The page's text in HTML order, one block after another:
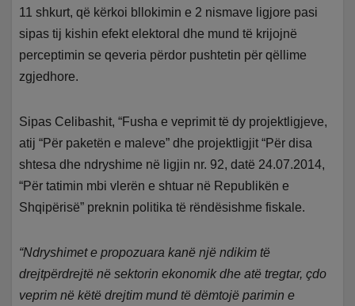
11 shkurt, që kërkoi bllokimin e 2 nismave ligjore pasi
sipas tij kishin efekt elektoral dhe mund të krijojnë
perceptimin se qeveria përdor pushtetin për qëllime
zgjedhore.
Sipas Celibashit, “Fusha e veprimit të dy projektligjeve,
atij “Për paketën e maleve” dhe projektligjit “Për disa
shtesa dhe ndryshime në ligjin nr. 92, datë 24.07.2014,
“Për tatimin mbi vlerën e shtuar në Republikën e
Shqipërisë” preknin politika të rëndësishme fiskale.
“Ndryshimet e propozuara kanë një ndikim të
drejtpërdrejtë në sektorin ekonomik dhe atë tregtar, çdo
veprim në këtë drejtim mund të dëmtojë parimin e